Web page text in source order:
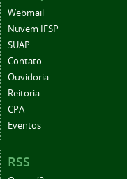
Webmail
Nuvem IFSP
SUAP
Contato
Ouvidoria
Reitoria
CPA
Eventos
RSS